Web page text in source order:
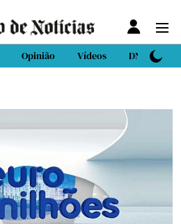
Opinião Vídeos DN Sport